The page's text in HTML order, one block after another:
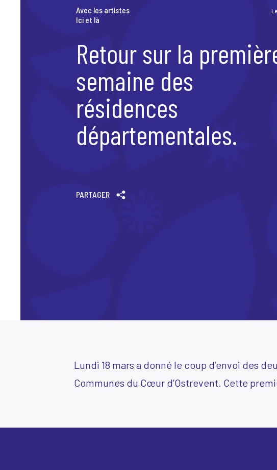
Scène News – Le blog du labo médias
Avec les artistes
Ici et là
Retour sur la
semaine des
résidences
départementales.
PARTAGER
Lundi 18 mars a donné le coup d’envoi des
Communes du Cœur d’Ostrevent. Cette